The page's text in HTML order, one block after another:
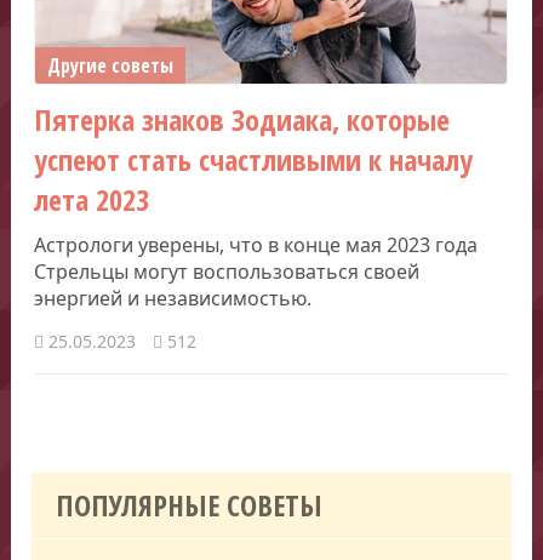
Другие советы
Пятерка знаков Зодиака, которые
успеют стать счастливыми к началу
лета 2023
Астрологи уверены, что в конце мая 2023 года
Стрельцы могут воспользоваться своей
энергией и независимостью.
25.05.2023 512
ПОПУЛЯРНЫЕ СОВЕТЫ